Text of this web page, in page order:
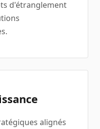
d'étranglement
alignés